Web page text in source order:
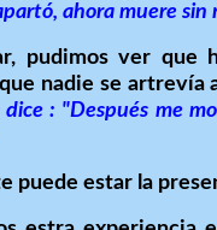
ahora muere sin
pudimos ver
nadie se artrevía
: "Después me
puede estar la